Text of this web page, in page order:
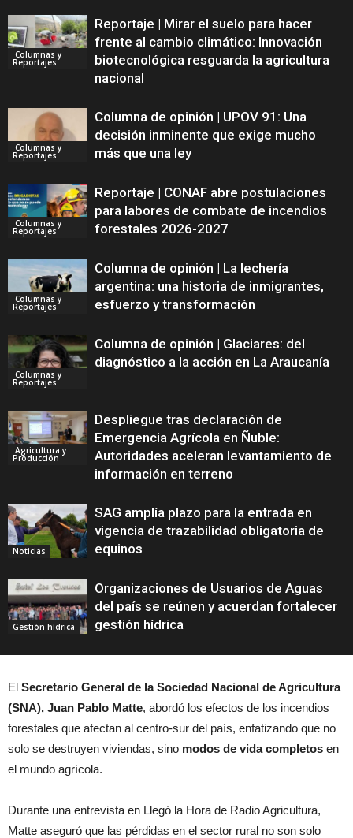
Columnas y
Reportajes
Reportaje | Mirar el suelo para hacer
frente al cambio climático: Innovación
biotecnológica resguarda la agricultura
nacional
Columnas y
Reportajes
Columna de opinión | UPOV 91: Una
decisión inminente que exige mucho
más que una ley
Columnas y
Reportajes
Reportaje | CONAF abre postulaciones
para labores de combate de incendios
forestales 2026-2027
Columnas y
Reportajes
Columna de opinión | La lechería
argentina: una historia de inmigrantes,
esfuerzo y transformación
Columnas y
Reportajes
Columna de opinión | Glaciares: del
diagnóstico a la acción en La Araucanía
Agricultura y
Producción
Despliegue tras declaración de
Emergencia Agrícola en Ñuble:
Autoridades aceleran levantamiento de
información en terreno
Noticias
SAG amplía plazo para la entrada en
vigencia de trazabilidad obligatoria de
equinos
Gestión hídrica
Organizaciones de Usuarios de Aguas
del país se reúnen y acuerdan fortalecer
gestión hídrica
El Secretario General de la Sociedad Nacional de Agricultura
(SNA), Juan Pablo Matte, abordó los efectos de los incendios
forestales que afectan al centro-sur del país, enfatizando que no
solo se destruyen viviendas, sino modos de vida completos en
el mundo agrícola.
Durante una entrevista en Llegó la Hora de Radio Agricultura,
Matte aseguró que las pérdidas en el sector rural no son solo